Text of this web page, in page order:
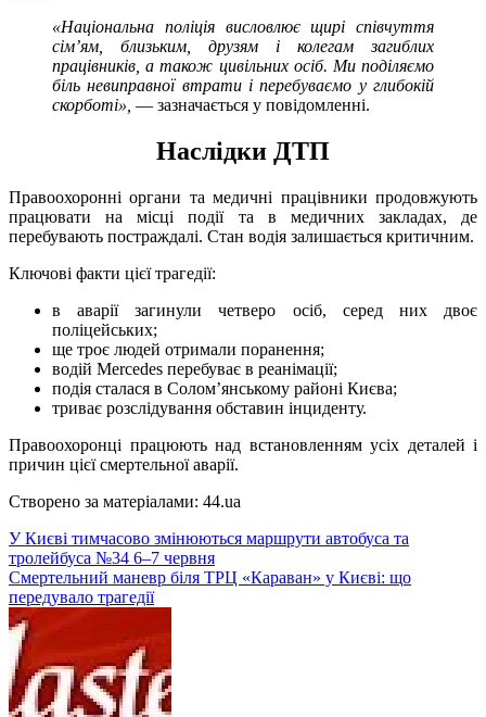
«Національна поліція висловлює щирі співчуття
сім’ям, близьким, друзям і колегам загиблих
працівників, а також цивільних осіб. Ми поділяємо
біль невиправної втрати і перебуваємо у глибокій
скорботі», — зазначається у повідомленні.
Наслідки ДТП
Правоохоронні органи та медичні працівники продовжують
працювати на місці події та в медичних закладах, де
перебувають постраждалі. Стан водія залишається критичним.
Ключові факти цієї трагедії:
в аварії загинули четверо осіб, серед них двоє
поліцейських;
ще троє людей отримали поранення;
водій Mercedes перебуває в реанімації;
подія сталася в Солом’янському районі Києва;
триває розслідування обставин інциденту.
Правоохоронці працюють над встановленням усіх деталей і
причин цієї смертельної аварії.
Створено за матеріалами: 44.ua
Навігація
записів
У Києві тимчасово змінюються маршрути автобуса та
тролейбуса №34 6–7 червня
Смертельний маневр біля ТРЦ «Караван» у Києві: що
передувало трагедії